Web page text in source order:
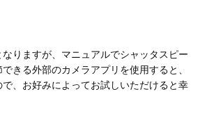
りますが、マニュアルでシャッタスピー
きる外部のカメラアプリを使用すると、
、お好みによってお試しいただけると幸